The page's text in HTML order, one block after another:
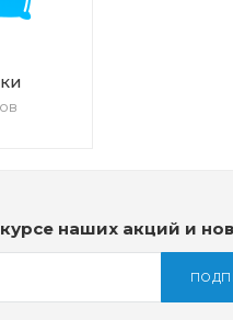
курсе наших акций и